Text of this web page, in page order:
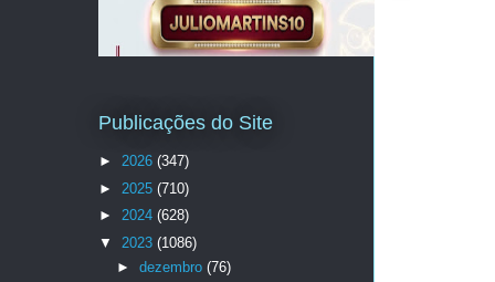
Publicações do Site
► 2026 (347)
► 2025 (710)
► 2024 (628)
▼ 2023 (1086)
► dezembro (76)